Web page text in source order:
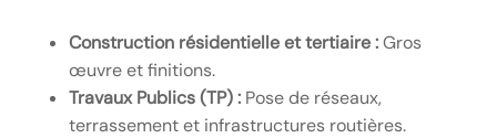
Construction résidentielle et tertiaire :Gros
œuvre et finitions.
Travaux Publics (TP) : Pose de réseaux,
terrassement et infrastructures routières.